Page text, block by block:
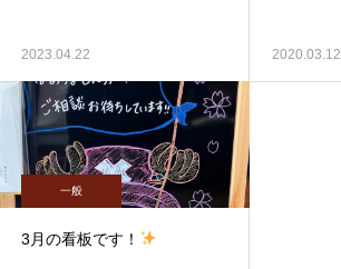
2023.04.22 2020.03.12
一般
3月の看板です！